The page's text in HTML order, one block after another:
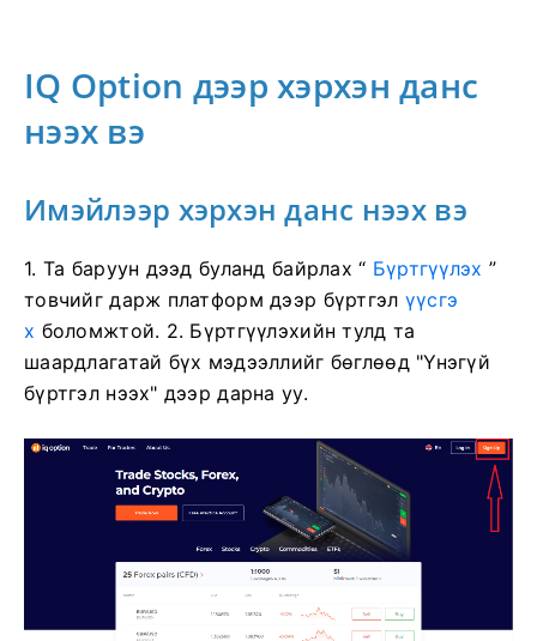
IQ Option дээр хэрхэн данс
нээх вэ
Имэйлээр хэрхэн данс нээх вэ
1. Та баруун дээд буланд байрлах “ Бүртгүүлэх ”
товчийг дарж платформ дээр бүртгэл үүсгэ
х боломжтой. 2. Бүртгүүлэхийн тулд та
шаардлагатай бүх мэдээллийг бөглөөд "Үнэгүй
бүртгэл нээх" дээр дарна уу.